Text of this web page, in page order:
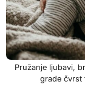
Pružanje ljubavi,
grade čvrst